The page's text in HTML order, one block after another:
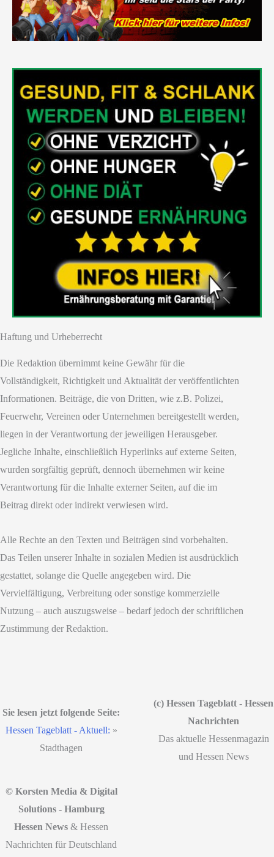
Haftung und Urheberrecht
Die Redaktion übernimmt keine Gewähr für die
Vollständigkeit, Richtigkeit und Aktualität der veröffentlichten
Informationen. Beiträge, die von Dritten, wie z.B. Polizei,
Feuerwehr, Vereinen oder Unternehmen bereitgestellt werden,
liegen in der Verantwortung der jeweiligen Herausgeber.
Jegliche Inhalte, einschließlich Hyperlinks auf externe Seiten,
wurden sorgfältig geprüft, dennoch übernehmen wir keine
Verantwortung für die Inhalte externer Seiten, auf die im
Beitrag direkt oder indirekt verwiesen wird.
Alle Rechte an den Texten und Beiträgen sind vorbehalten.
Das Teilen unserer Inhalte in sozialen Medien ist ausdrücklich
gestattet, solange die Quelle angegeben wird. Die
Vervielfältigung, Verbreitung oder sonstige kommerzielle
Nutzung – auch auszugsweise – bedarf jedoch der schriftlichen
Zustimmung der Redaktion.
Sie lesen jetzt folgende Seite:
Hessen Tageblatt - Aktuell: »
Stadthagen
(c) Hessen Tageblatt - Hessen
Nachrichten
Das aktuelle Hessenmagazin
und Hessen News
© Korsten Media & Digital
Solutions - Hamburg
Hessen News & Hessen
Nachrichten für Deutschland